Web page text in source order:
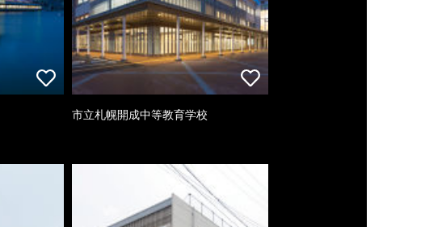
市立札幌開成中等教育学校